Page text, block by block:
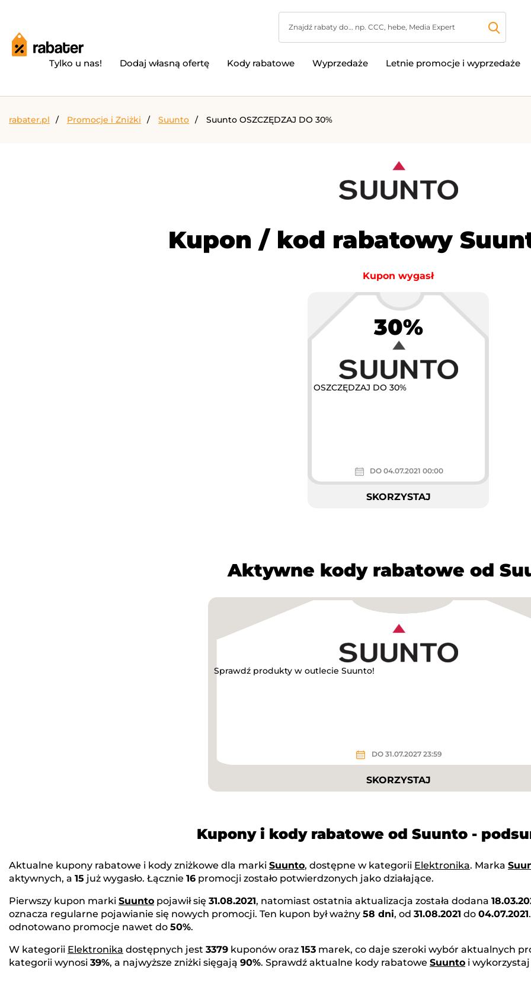
Tylko u nas! Dodaj własną ofertę Kody rabatowe Wyprzedaże Letnie promocje i wyprzedaże
rabater.pl Promocje i Zniżki Suunto Suunto OSZCZĘDZAJ DO 30%
Kupon / kod rabatowy
Kupon wygasł
30%
OSZCZĘDZAJ DO 30%
DO 04.07.2021 00:00
SKORZYSTAJ
Aktywne kody rabatowe od
Sprawdź produkty w outlecie Suunto!
DO 31.07.2027 23:59
SKORZYSTAJ
Kupony i kody rabatowe od Suunto -
Aktualne kupony rabatowe i kody zniżkowe dla marki Suunto, dostępne w kategorii Elektronika. Marka
aktywnych, a 15 już wygasło. Łącznie 16 promocji zostało potwierdzonych jako działające.
Pierwszy kupon marki Suunto pojawił się 31.08.2021, natomiast ostatnia aktualizacja została dodana
oznacza regularne pojawianie się nowych promocji. Ten kupon był ważny 58 dni, od 31.08.2021 do 04.07.2021
odnotowano promocje nawet do 50%.
W kategorii Elektronika dostępnych jest 3379 kuponów oraz 153 marek, co daje szeroki wybór aktualnych
kategorii wynosi 39%, a najwyższe zniżki sięgają 90%. Sprawdź aktualne kody rabatowe Suunto i